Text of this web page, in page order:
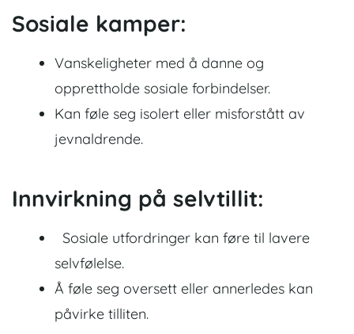
Sosiale kamper:
Vanskeligheter med å danne og
opprettholde sosiale forbindelser.
Kan føle seg isolert eller misforstått av
jevnaldrende.
Innvirkning på selvtillit:
Sosiale utfordringer kan føre til lavere
selvfølelse.
Å føle seg oversett eller annerledes kan
påvirke tilliten.